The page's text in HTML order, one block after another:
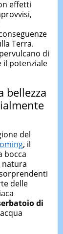
effetti
Terra.
di
il potenziale
bellezza
del
, il
bocca
natura
delle
di